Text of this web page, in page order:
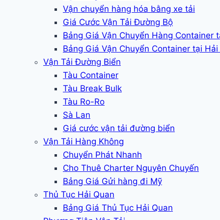
Vận chuyển hàng hóa bằng xe tải
Giá Cước Vận Tải Đường Bộ
Bảng Giá Vận Chuyển Hàng Container
Bảng Giá Vận Chuyển Container tại Hải
Vận Tải Đường Biển
Tàu Container
Tàu Break Bulk
Tàu Ro-Ro
Sà Lan
Giá cước vận tải đường biển
Vận Tải Hàng Không
Chuyển Phát Nhanh
Cho Thuê Charter Nguyên Chuyến
Bảng Giá Gửi hàng đi Mỹ
Thủ Tục Hải Quan
Bảng Giá Thủ Tục Hải Quan